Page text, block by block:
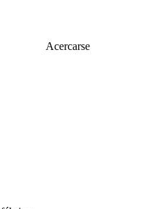
Acercarse